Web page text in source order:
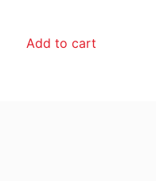
Add to cart